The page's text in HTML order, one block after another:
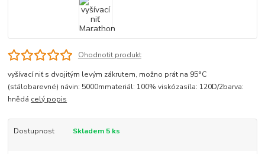
Ohodnotit produkt
vyšívací niť s dvojitým levým zákrutem, možno prát na 95°C
(stálobarevné) návin: 5000mmateriál: 100% viskózasíla: 120D/2barva:
hnědá celý popis
Dostupnost Skladem 5 ks